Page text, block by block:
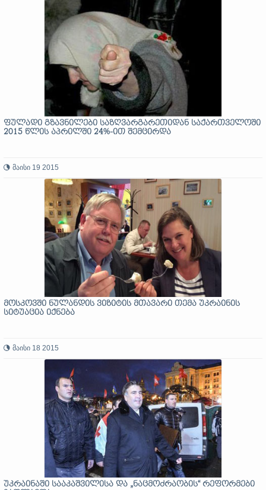
ფულადი გზავნილები საზღვარგარეთიდან საქართველოში
2015 წლის აპრილში 24%-ით შემცირდა
მაისი 19 2015
მოსკოვში ნულანდის ვიზიტის მთავარი თემა უკრაინის
სიტუაცია იქნება
მაისი 18 2015
უკრაინაში სააკაშვილისა და „ნაცმოძრაობის“ რეფორმები